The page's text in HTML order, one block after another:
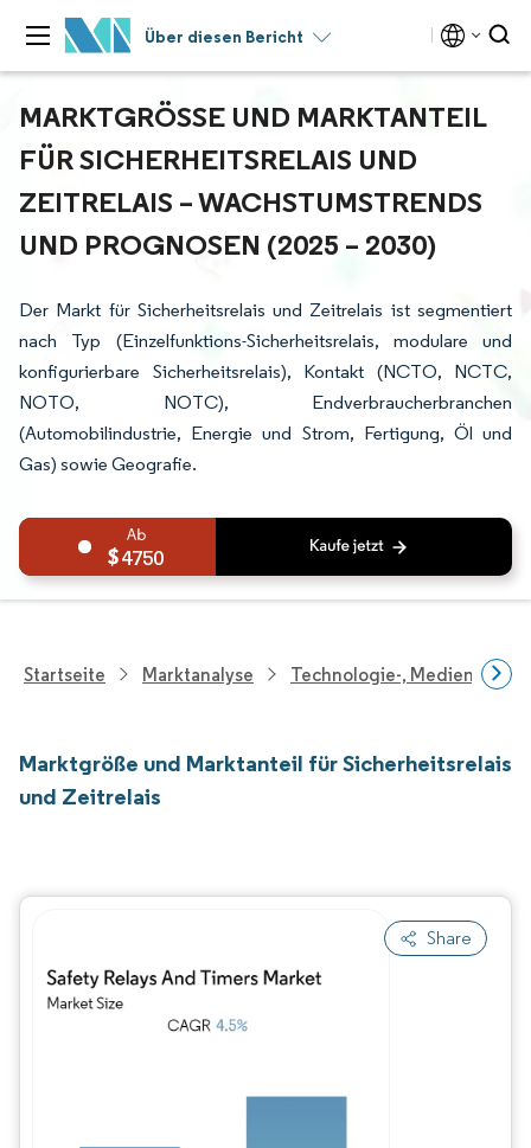
Über diesen Bericht
MARKTGRÖSSE UND MARKTANTEIL F
ÜR SICHERHEITSRELAIS UND Z
EITRELAIS – WACHSTUMSTRENDS U
ND PROGNOSEN (2025 – 2030)
Der Markt für Sicherheitsrelais und Zeitrelais ist segmentiert
nach Typ (Einzelfunktions-Sicherheitsrelais, modulare und
konfigurierbare Sicherheitsrelais), Kontakt (NCTO, NCTC,
NOTO, NOTC), Endverbraucherbranchen
(Automobilindustrie, Energie und Strom, Fertigung, Öl und
Gas) sowie Geografie.
4750
Startseite Marktanalyse Technologie-, Medien- Und
Marktgröße und Marktanteil für Sicherheitsrelais
und Zeitrelais
Share